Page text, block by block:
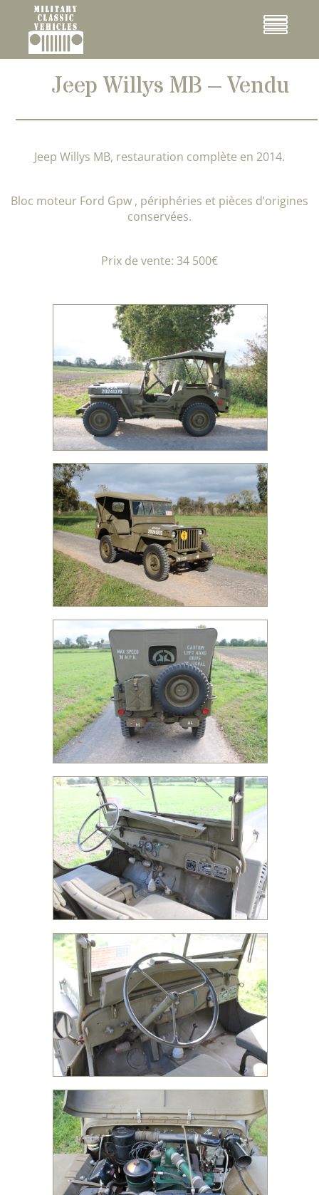
Menu
Jeep Willys MB – Vendu
Jeep Willys MB, restauration complète en 2014.
Bloc moteur Ford Gpw , périphéries et pièces d’origines
conservées.
Prix de vente: 34 500€
Cookies management panel